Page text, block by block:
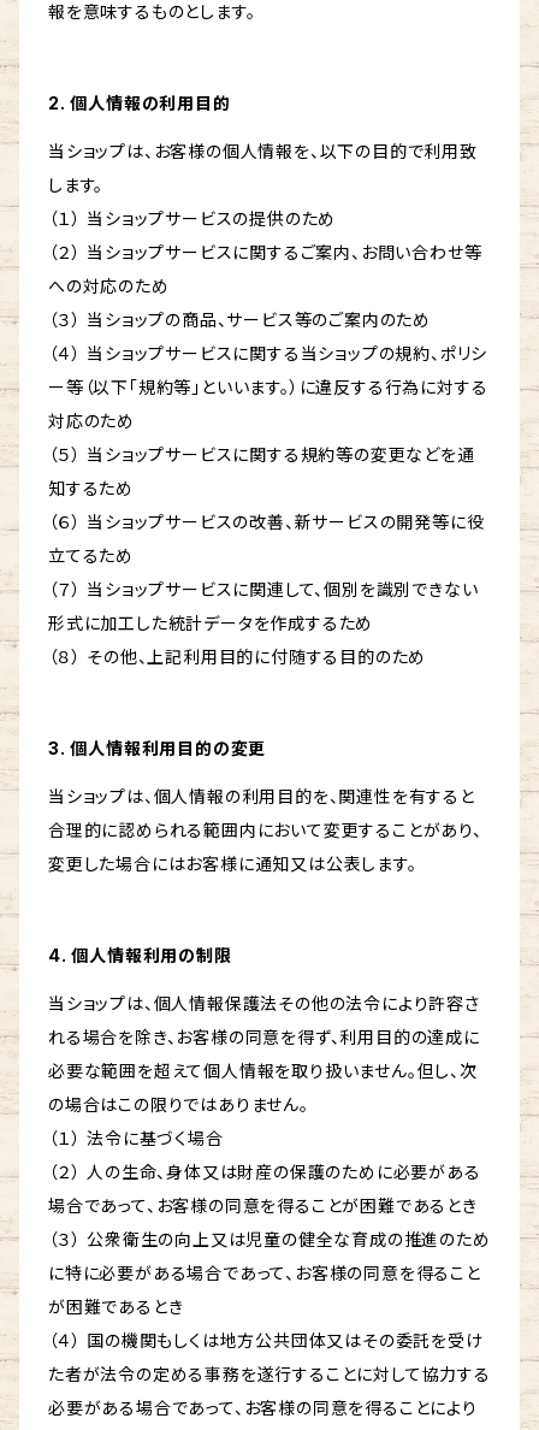
報を意味するものとします。
2. 個人情報の利用目的
当ショップは、お客様の個人情報を、以下の目的で利用致
します。
（１） 当ショップサービスの提供のため
（２） 当ショップサービスに関するご案内、お問い合わせ等
への対応のため
（３） 当ショップの商品、サービス等のご案内のため
（４） 当ショップサービスに関する当ショップの規約、ポリシ
ー等（以下「規約等」といいます。）に違反する行為に対する
対応のため
（５） 当ショップサービスに関する規約等の変更などを通
知するため
（６） 当ショップサービスの改善、新サービスの開発等に役
立てるため
（７） 当ショップサービスに関連して、個別を識別できない
形式に加工した統計データを作成するため
（８） その他、上記利用目的に付随する目的のため
3. 個人情報利用目的の変更
当ショップは、個人情報の利用目的を、関連性を有すると
合理的に認められる範囲内において変更することがあり、
変更した場合にはお客様に通知又は公表します。
4. 個人情報利用の制限
当ショップは、個人情報保護法その他の法令により許容さ
れる場合を除き、お客様の同意を得ず、利用目的の達成に
必要な範囲を超えて個人情報を取り扱いません。但し、次
の場合はこの限りではありません。
（１） 法令に基づく場合
（２） 人の生命、身体又は財産の保護のために必要がある
場合であって、お客様の同意を得ることが困難であるとき
（３） 公衆衛生の向上又は児童の健全な育成の推進のため
に特に必要がある場合であって、お客様の同意を得ること
が困難であるとき
（４） 国の機関もしくは地方公共団体又はその委託を受け
た者が法令の定める事務を遂行することに対して協力する
必要がある場合であって、お客様の同意を得ることにより